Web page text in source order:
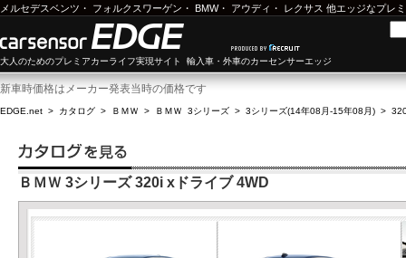
メルセデスベンツ ・ フォルクスワーゲン ・ BMW・ アウディ ・ レクサス 他エッジなプレ
大人のためのプレミアカーライフ実現サイト 輸入車・外車のカーセンサーエッジ
新車時価格はメーカー発表当時の価格です
EDGE.net > カタログ > ＢＭＷ > ＢＭＷ 3シリーズ > 3シリーズ(14年08月-15年08月) >
ＢＭＷ 3シリーズ 320i xドライブ 4WD